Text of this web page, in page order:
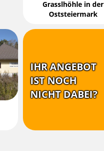
Grasslhöhle in der
Oststeiermark
IHR ANGEBOT
IST NOCH
NICHT DABEI?